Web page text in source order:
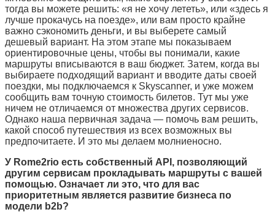
тогда вы можете решить: «я не хочу лететь», или «здесь я
лучше прокачусь на поезде», или вам просто крайне
важно сэкономить деньги, и вы выберете самый
дешевый вариант. На этом этапе мы показываем
ориентировочные цены, чтобы вы понимали, какие
маршруты вписываются в ваш бюджет. Затем, когда вы
выбираете подходящий вариант и вводите даты своей
поездки, мы подключаемся к Skyscanner, и уже можем
сообщить вам точную стоимость билетов. Тут мы уже
ничем не отличаемся от множества других сервисов.
Однако наша первичная задача — помочь вам решить,
какой способ путешествия из всех возможных вы
предпочитаете. И это мы делаем молниеносно.
У Rome2rio есть собственный API, позволяющий
другим сервисам прокладывать маршруты с вашей
помощью. Означает ли это, что для вас
приоритетным является развитие бизнеса по
модели b2b?